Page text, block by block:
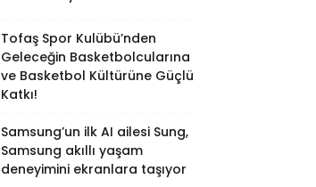
Tofaş Spor Kulübü’nden
Geleceğin Basketbolcularına
ve Basketbol Kültürüne Güçlü
Katkı!
Samsung’un ilk AI ailesi Sung,
Samsung akıllı yaşam
deneyimini ekranlara taşıyor